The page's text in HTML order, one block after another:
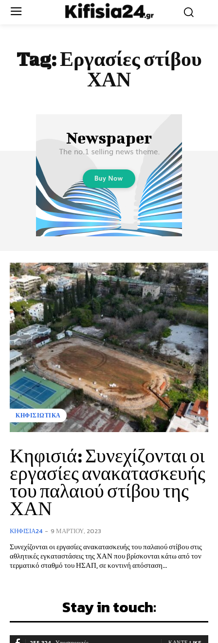
Tag:Εργασίες στίβου
ΧΑΝ
ΚΗΦΙΣΙΩΤΙΚΑ
Κηφισιά: Συνεχίζονται οι
εργασίες ανακατασκευής
του παλαιού στίβου της
ΧΑΝ
ΚΗΦΙΣΙΆ24 - 9 ΜΑΡΤΊΟΥ, 2023
Συνεχίζονται οι εργασίες ανακατασκευής του παλαιού στίβου στις
αθλητικές εγκαταστάσεις της ΧΑΝ που βρίσκονται κάτω από τον
τερματικό σταθμό του ΗΣΑΠ, σε κοντινή απόσταση...
Stay in touch: